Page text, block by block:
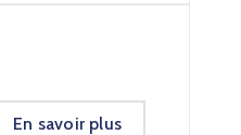
En savoir plus